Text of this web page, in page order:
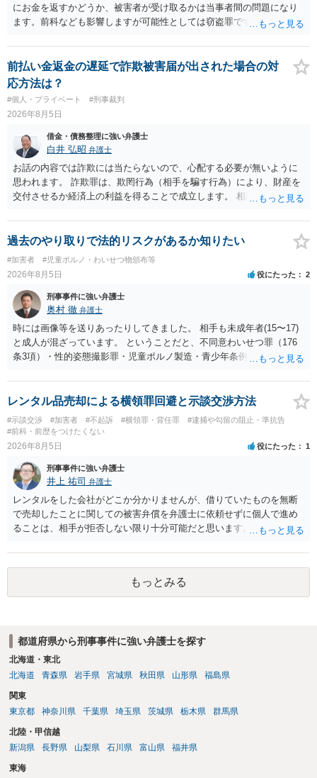
にお金を返すかどうか、被害者が受け取るかは当事者間の問題になり
ます。前科なども影響しますが可能性としては窃盗罪ですので、逮捕
前払い金返金の遅延で詐欺被害届が出された場合の対
応方法は？
#個人・プライベート #刑事裁判
2026年8月5日
借金・債務整理に強い弁護士
白井 弘昭 弁護士
お話の内容では詐欺には当たらないので、心配する必要が無いように
思われます。 詐欺罪は、欺罔行為（相手を騙す行為）により、財産を
交付させるか経済上の利益を得ることで成立します。 相談者さんは、
ので、詐欺罪の実行行為性が無く罪に問うことはできません。 おそら
く、相手が真実を話せば警察も取り合わないと思いますが、虚偽の内
容を述べた場合は、捜査はあるかもしれません。 ただし、捜査におい
て、真実を説明すれば、「ちゃんと返しなさいよ」程度の注意で済む
ことだと思われます。 また、返せるお金が無いのであれば、返せない
のは致し方ありません。真摯に分割して支払うことを相手に告げてい
くのみでしょう。 以上、ご参考まで。
過去のやり取りで法的リスクがあるか知りたい
#加害者 #児童ポルノ・わいせつ物頒布等
2026年8月5日 役にたった 2
刑事事件に強い弁護士
奥村 徹 弁護士
時には画像等を送りあったりしてきました。 相手も未成年者(15〜17)
と成人が混ざっています。 ということだと、不同意わいせつ罪（176
条3項）・性的姿態撮影罪・児童ポルノ製造・青少年条例違反（わいせ
で、警察にバレれば、それなりの捜査を受けるでしょう。
レンタル品売却による横領罪回避と示談交渉方法
#示談交渉 #加害者 #不起訴 #横領罪・背任罪
#逮捕や勾留の阻止・準抗告
#前科・前歴をつけたくない
2026年8月5日 役にたった 1
刑事事件に強い弁護士
井上 祐司 弁護士
レンタルをした会社がどこか分かりませんが、借りていたものを無断
で売却したことに関しての被害弁償を弁護士に依頼せずに個人で進め
ることは、相手が拒否しない限り十分可能だと思います。 見積を出し
か）、弁護士に法律相談において助言をもらえば足りるでしょう。
もっとみる
都道府県から刑事事件に強い弁護士を探す
北海道・東北
北海道
青森県 岩手県 宮城県 秋田県 山形県 福島県
関東
東京都
神奈川県 千葉県 埼玉県 茨城県 栃木県 群馬県
北陸・甲信越
新潟県
長野県 山梨県 石川県 富山県 福井県
東海